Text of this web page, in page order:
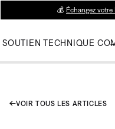
💰 Échangez votre
SOUTIEN TECHNIQUE
VOIR TOUS LES ARTICLES